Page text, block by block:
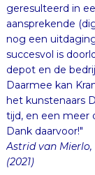
geresulteerd in
aansprekende
nog een
succesvol is
depot en de
Daarmee kan
het kunstenaars
tijd, en een meer
Dank daarvoor!"
Astrid van
(2021)